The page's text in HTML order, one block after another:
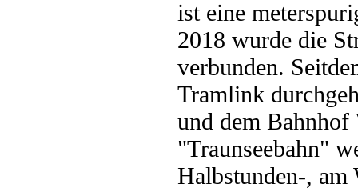
ist eine
2018 wurde die
verbunden.
Tramlink
und dem
"Traunseebahn"
Halbstunden-, am